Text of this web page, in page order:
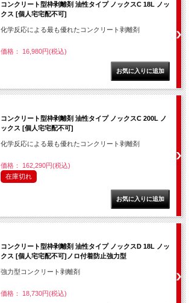
コンクリート型枠剥離剤 油性タイプ ノックスC 18L ノッ
クス [個人宅宅配不可]
化学反応による最も優れたコンクリート剥離剤
価格： 16,980円(税込)
コンクリート型枠剥離剤 油性タイプ ノックスC 200L ノ
ックス [個人宅宅配不可]
化学反応による最も優れたコンクリート剥離剤
価格： 162,290円(税込)
在庫切れ
コンクリート型枠剥離剤 油性タイプ ノックスD 18L ノッ
クス [個人宅宅配不可]ノロ付着防止強力型
強力型コンクリート剥離剤
価格： 18,730円(税込)